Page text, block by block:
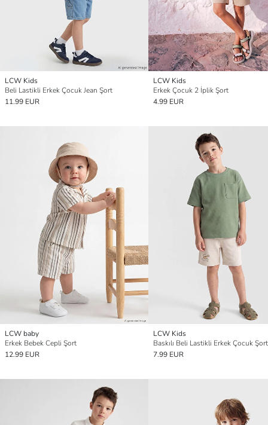
LCW Kids
Beli Lastikli Erkek Çocuk Jean Şort
11.99 EUR
LCW Kids
Erkek Çocuk 2 İplik Şort
4.99 EUR
LCW baby
Erkek Bebek Cepli Şort
12.99 EUR
LCW Kids
Baskılı Beli Lastikli Erkek Çocuk Şort
7.99 EUR